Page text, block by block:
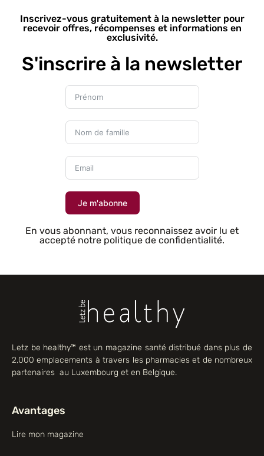
Inscrivez-vous gratuitement à la newsletter pour
recevoir offres, récompenses et informations en
exclusivité.
S'inscrire à la newsletter
Je m'abonne
En vous abonnant, vous reconnaissez avoir lu et
accepté notre politique de confidentialité.
Letz be healthy™ est un magazine santé distribué dans plus de
2,000 emplacements à travers les pharmacies et de nombreux
partenaires au Luxembourg et en Belgique.
Avantages
Lire mon magazine